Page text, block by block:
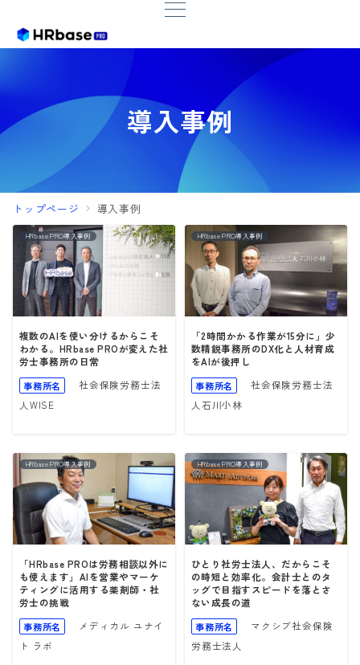
導入事例
トップページ 導入事例
HRbase PRO導入事例
複数のAIを使い分けるからこそ
わかる。HRbase PROが変えた社
労士事務所の日常
事務所名
社会保険労務士法
人WISE
HRbase PRO導入事例
「2時間かかる作業が15分に」少
数精鋭事務所のDX化と人材育成
をAIが後押し
事務所名
社会保険労務士法
人石川小林
HRbase PRO導入事例
「HRbase PROは労務相談以外に
も使えます」AIを営業やマーケ
ティングに活用する薬剤師・社
労士の挑戦
事務所名
メディカル ユナイ
ト ラボ
HRbase PRO導入事例
ひとり社労士法人、だからこそ
の時短と効率化。会計士とのタ
ッグで目指すスピードを落とさ
ない成長の道
事務所名
マクシブ社会保険
労務士法人